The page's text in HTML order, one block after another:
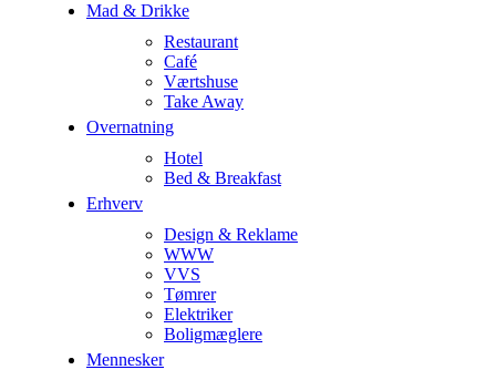
Mad & Drikke
Restaurant
Café
Værtshuse
Take Away
Overnatning
Hotel
Bed & Breakfast
Erhverv
Design & Reklame
WWW
VVS
Tømrer
Elektriker
Boligmæglere
Mennesker